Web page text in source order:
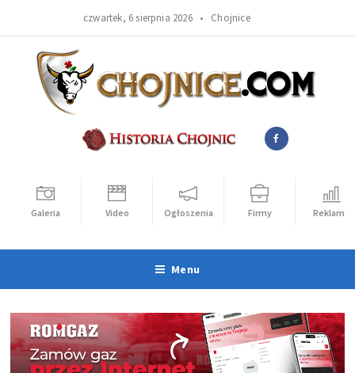
czwartek, 6 sierpnia 2026 • Chojnice
Galeria Video Ogłoszenia Firmy Reklama
Menu